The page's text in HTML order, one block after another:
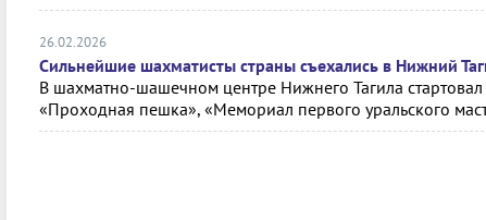
26.02.2026
Сильнейшие шахматисты страны съехались в Нижний
В шахматно-шашечном центре Нижнего Тагила стартовал
«Проходная пешка», «Мемориал первого уральского